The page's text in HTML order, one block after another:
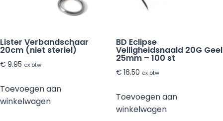
Lister Verbandschaar
20cm (niet steriel)
€ 9.95 ex btw
Toevoegen aan
winkelwagen
BD Eclipse
Veiligheidsnaald 20G Geel
25mm – 100 st
€16.50 ex btw
Toevoegen aan
winkelwagen